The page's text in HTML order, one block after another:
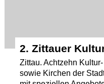
2. Zittauer
Zittau. Achtzehn
sowie Kirchen der